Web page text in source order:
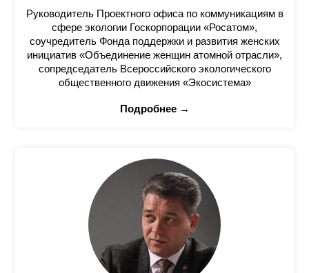
Руководитель Проектного офиса по коммуникациям в
сфере экологии Госкорпорации «Росатом»,
соучредитель Фонда поддержки и развития женских
инициатив «Объединение женщин атомной отрасли»,
сопредседатель Всероссийского экологического
общественного движения «Экосистема»
Подробнее →